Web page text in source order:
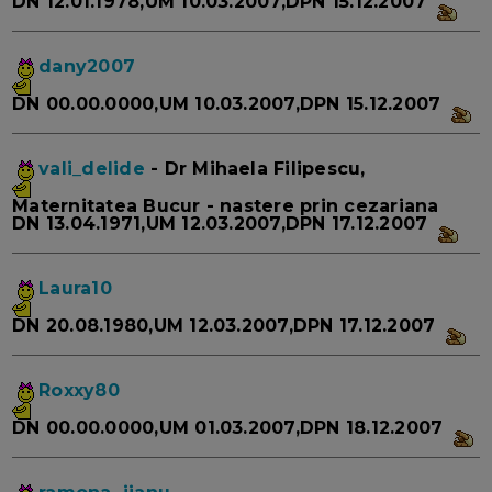
dany2007
DN 00.00.0000,UM 10.03.2007,DPN 15.12.2007
vali_delide - Dr Mihaela Filipescu,
Maternitatea Bucur - nastere prin cezariana
DN 13.04.1971,UM 12.03.2007,DPN 17.12.2007
Laura10
DN 20.08.1980,UM 12.03.2007,DPN 17.12.2007
Roxxy80
DN 00.00.0000,UM 01.03.2007,DPN 18.12.2007